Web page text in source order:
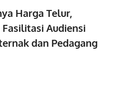
Harga Telur,
Audiensi
dan Pedagang